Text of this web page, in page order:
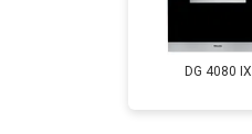
DG 4080 IX